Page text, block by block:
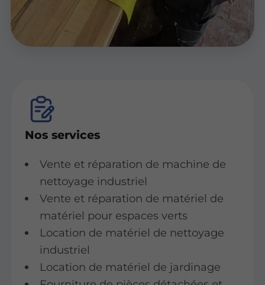
Nos services
Vente et réparation de machine de
nettoyage industriel
Vente et réparation de matériel de
matériel pour espaces verts
Location de matériel de nettoyage
industriel
Location de matériel de jardinage